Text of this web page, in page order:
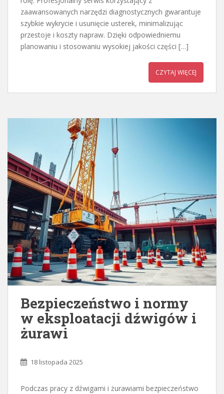
zaawansowanych narzędzi diagnostycznych gwarantuje
szybkie wykrycie i usunięcie usterek, minimalizując
przestoje i koszty napraw. Dzięki odpowiedniemu
planowaniu i stosowaniu wysokiej jakości części […]
CZYTAJ WIĘCEJ
Bezpieczeństwo i normy
w eksploatacji dźwigów i
żurawi
18 listopada 2025
Podczas pracy z dźwigami i żurawiami bezpieczeństwo